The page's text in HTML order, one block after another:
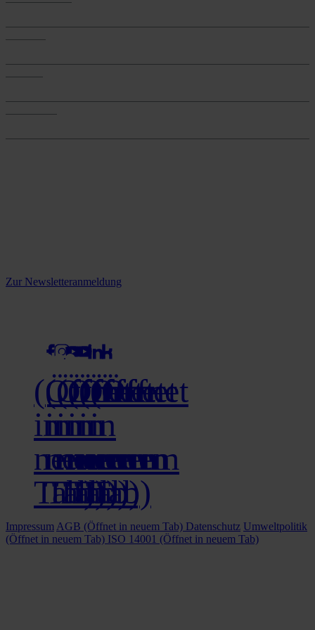
Zur Newsletteranmeldung
(Öffnet
in
neuem
Tab)
(Öffnet
in
neuem
Tab)
(Öffnet
in
neuem
Tab)
(Öffnet
in
neuem
Tab)
(Öffnet
in
neuem
Tab)
(Öffnet
in
neuem
Tab)
Impressum AGB (Öffnet in neuem Tab) Datenschutz Umweltpolitik
(Öffnet in neuem Tab) ISO 14001 (Öffnet in neuem Tab)